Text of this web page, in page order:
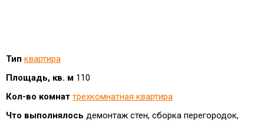
Тип квартира
Площадь, кв. м 110
Кол-во комнат трехкомнатная квартира
Что выполнялось демонтаж стен, сборка перегородок,